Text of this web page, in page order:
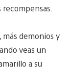
más demonios y
veas un
a su